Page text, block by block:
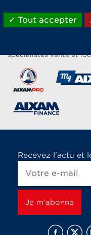
spécialistes vente et
Recevez l'actu et
Tout accepter